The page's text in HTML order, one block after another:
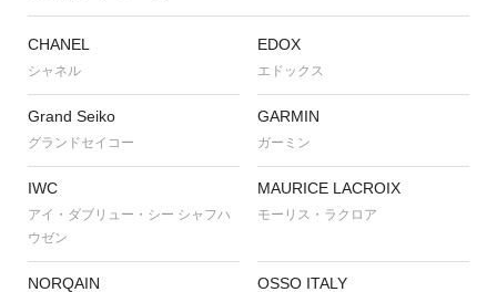
CHANEL
シャネル
EDOX
エドックス
Grand Seiko
グランドセイコー
GARMIN
ガーミン
IWC
アイ・ダブリュー・シー シャフハ
ウゼン
MAURICE LACROIX
モーリス・ラクロア
NORQAIN OSSO ITALY